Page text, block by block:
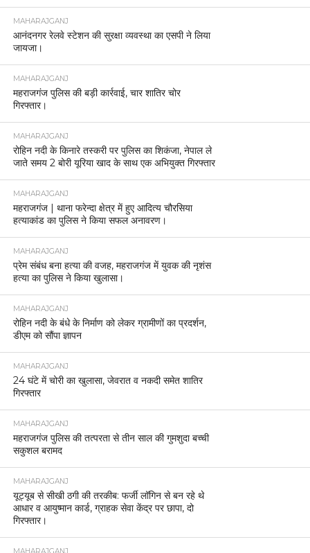
MAHARAJGANJ
महराजगंज के परसा मलिक थाना क्षेत्र में बघेला पुल के नीचे
ब्रीफकेस में मिला महिला का शव।
MAHARAJGANJ
आशा कार्यकत्रियों ने मुख्यमंत्री को सौंपा ज्ञापन, सात सूत्रीय
मांगों को लेकर उठाई आवाज
MAHARAJGANJ
गोवा में रॉयल एनफील्ड डीलर कॉन्फ्रेंस, आरके मोटर्स को
लगातार सातवीं बार हाईएस्ट PBA अवार्ड
MAHARAJGANJ
महराजगंज पुलिस अलर्ट, नववर्ष के मद्देनजर जिलेभर में चाक-
चौबंद सुरक्षा व्यवस्था
MAHARAJGANJ
महाराजगंज का नाम रोशन करने वाले खिलाड़ियों को मिला
सम्मान।
MAHARAJGANJ
गणतंत्र दिवस परेड की तैयारियों को लेकर पुलिस लाइन में
हुआ ग्रैंड रिहर्सल
MAHARAJGANJ
महराजगंज में ब्लैकआउट माकड्रिल से परखी गई आपदा
प्रबंधन की तैयारियां
MAHARAJGANJ
अपराध नियंत्रण में महाराजगंज ने रचा नया मानक, वर्ष
2025 रहा निर्णायक : डीएम संतोष कुमार शर्मा
MAHARAJGANJ
डीआईजी गोरखपुर ने महाराजगंज में किया निरीक्षण, कानून-
व्यवस्था को लेकर दिए सख्त निर्देश